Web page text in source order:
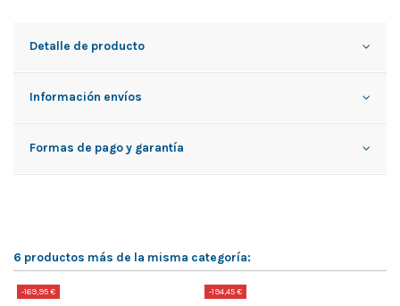
Detalle de producto
Información envíos
Formas de pago y garantía
6 productos más de la misma categoría:
-169,95 € -194,45 €